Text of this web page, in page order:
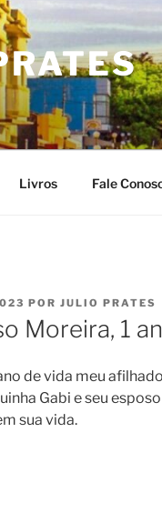
Livros Fale
POR JULIO PRATES
Moreira, 1
de vida meu
Gabi e seu
sua vida.